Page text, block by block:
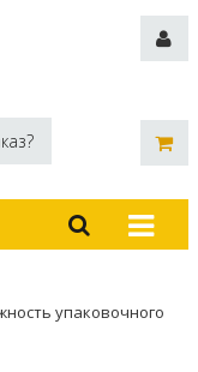
упаковочного